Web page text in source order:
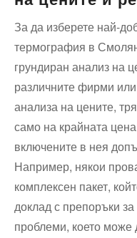
За да изберете най-
термография в
грундиран анализ на
различните фирми
анализа на цените,
само на крайната
включените в нея
Например, някои
комплексен пакет,
доклад с препоръки
проблеми, което може